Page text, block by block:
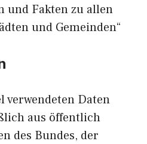
und Fakten zu allen
und Gemeinden“
verwendeten Daten
aus öffentlich
des Bundes, der